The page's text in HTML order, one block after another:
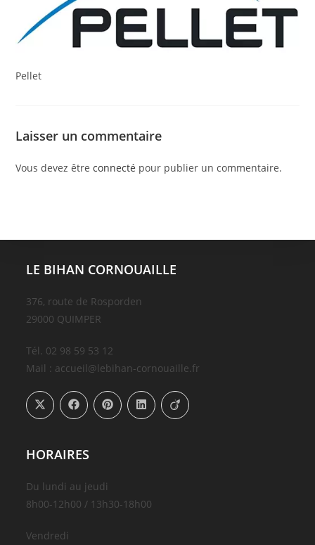
Pellet
Laisser un commentaire
Vous devez êtreconnecté pour publier un commentaire.
LE BIHAN CORNOUAILLE
376, route de Rosporden
29000 QUIMPER
Tél. 02 98 59 53 12
Mail : accueil@lebihan-cornouaille.fr
HORAIRES
Du lundi au jeudi
8h00-12h00 / 13h30-18h00
Vendredi